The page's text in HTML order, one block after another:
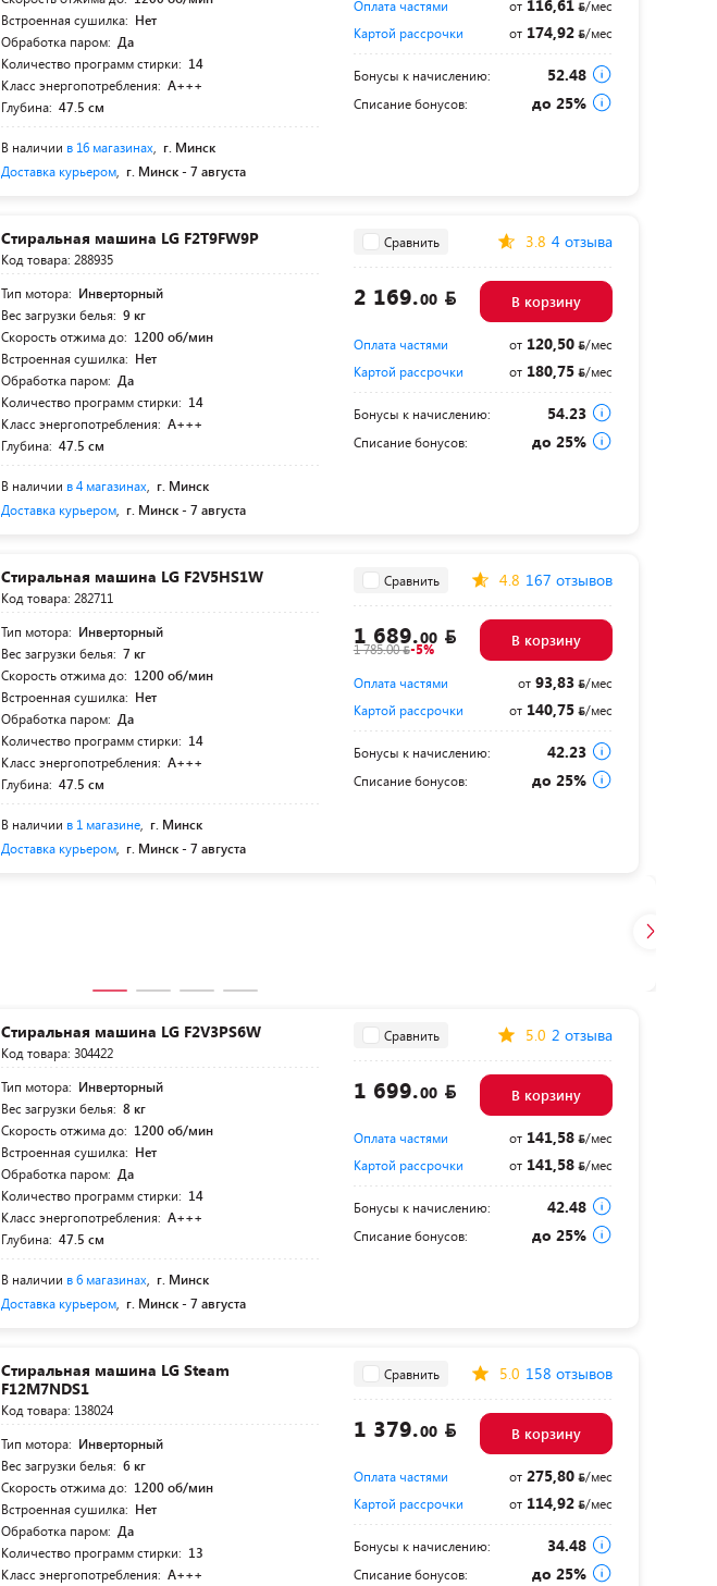
Встроенная сушилка: Нет
Обработка паром: Да
Количество программ стирки: 14
Класс энергопотребления: A+++
Глубина: 47.5 см
В наличии в 16 магазинах г. Минск
Доставка курьером г. Минск -7 августа
Оплата частями от116,61
/мес
Картой рассрочки
от174,92 /мес
Бонусы к начислению: 52.48
Списание бонусов: до 25%
Стиральная машина LG F2T9FW9P
Код товара: 288935
Тип мотора: Инверторный
Вес загрузки белья: 9 кг
Скорость отжима до: 1200 об/мин
Встроенная сушилка: Нет
Обработка паром: Да
Количество программ стирки: 14
Класс энергопотребления: A+++
Глубина: 47.5 см
В наличии в 4 магазинах г. Минск
Доставка курьером г. Минск -7 августа
Сравнить 3.8 4 отзыва
2 169.00 В корзину
Оплата частями от120,50
/мес
Картой рассрочки
от180,75 /мес
Бонусы к начислению: 54.23
Списание бонусов: до 25%
Стиральная машина LG F2V5HS1W
Код товара: 282711
Тип мотора: Инверторный
Вес загрузки белья: 7 кг
Скорость отжима до: 1200 об/мин
Встроенная сушилка: Нет
Обработка паром: Да
Количество программ стирки: 14
Класс энергопотребления: A+++
Глубина: 47.5 см
В наличии в 1 магазине г. Минск
Доставка курьером г. Минск -7 августа
Сравнить 4.8 167 отзывов
1 689.00
1 785.00 -5% В корзину
Оплата частями от93,83
/мес
Картой рассрочки
от140,75 /мес
Бонусы к начислению: 42.23
Списание бонусов: до 25%
Стиральная машина LG F2V3PS6W
Код товара: 304422
Тип мотора: Инверторный
Вес загрузки белья: 8 кг
Скорость отжима до: 1200 об/мин
Встроенная сушилка: Нет
Обработка паром: Да
Количество программ стирки: 14
Класс энергопотребления: A+++
Глубина: 47.5 см
В наличии в 6 магазинах, г. Минск
Доставка курьером, г. Минск -7 августа
Сравнить 5.0 2 отзыва
1 699.00 В корзину
Оплата частями от141,58
/мес
Картой рассрочки
от141,58 /мес
Бонусы к начислению: 42.48
Списание бонусов: до 25%
Стиральная машина LG Steam
F12M7NDS1
Код товара: 138024
Тип мотора: Инверторный
Вес загрузки белья: 6 кг
Скорость отжима до: 1200 об/мин
Встроенная сушилка: Нет
Обработка паром: Да
Количество программ стирки: 13
Класс энергопотребления: A+++
Сравнить 5.0 158 отзывов
1 379.00 В корзину
Оплата частями от275,80
/мес
Картой рассрочки
от114,92 /мес
Бонусы к начислению: 34.48
Списание бонусов: до 25%